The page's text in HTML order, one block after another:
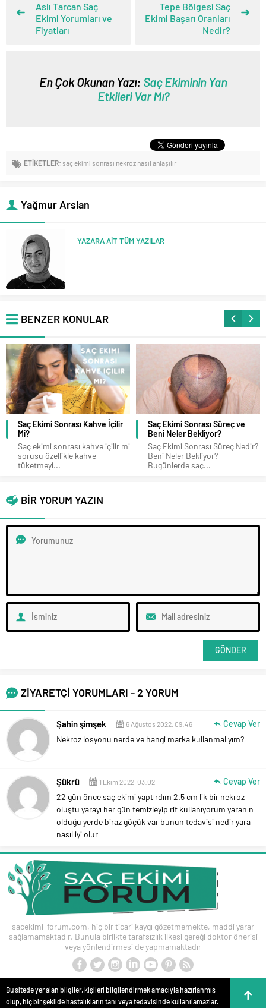
Aslı Tarcan Saç
Ekimi Yorumları ve
Fiyatları
Tepe Bölgesi Saç
Ekimi Başarı Oranları
Nedir?
En Çok Okunan Yazı: Saç Ekiminin Yan
Etkileri Var Mı?
ETİKETLER: saç ekimi sonrası nekroz nasıl anlaşılır
Yağmur Arslan
YAZARA AİT TÜM YAZILAR
BENZER KONULAR
Saç Ekimi Sonrası Kahve İçilir
Mi?
Saç ekimi sonrası kahve içilir mi
sorusu özellikle kahve
tüketmeyi...
Saç Ekimi Sonrası Süreç ve
Beni Neler Bekliyor?
Saç Ekimi Sonrası Süreç Nedir?
Beni Neler Bekliyor?
Bugünlerde saç...
BİR YORUM YAZIN
ZİYARETÇİ YORUMLARI - 2 YORUM
Şahin şimşek 6 Ağustos 2022, 09:46
Nekroz losyonu nerde ve hangi marka kullanmalıyım?
Cevap Ver
Şükrü 1 Ekim 2022, 03:02
22 gün önce saç ekimi yaptırdım 2.5 cm lik bir nekroz
oluştu yarayı her gün temizleyip rif kullanıyorum yaranın
olduğu yerde biraz göçük var bunun tedavisi nedir yara
nasıl iyi olur
Cevap Ver
sacekimi-forum.com, hiç bir ticari kaygı gözetmemekte, maddi yarar
sağlamamaktadır. Bunula birlikte tarafsızlık ilkesi gereği doktor önerisi
veya yönlendirmesi de yapmamaktadır
Bu sitede yer alan bilgiler, kişileri bilgilendirmek amacıyla hazırlanmış
olup, hiç bir şekilde hastalıkların tanı veya tedavisinde kullanılamazlar.